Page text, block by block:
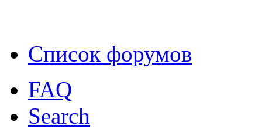
Список форумов
FAQ
Search